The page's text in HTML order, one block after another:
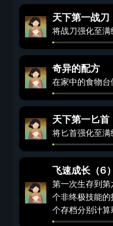
天下第一战刀
将战刀强化至满
奇异的配方
在家中的食物
天下第一匕首
将匕首强化至满
飞速成长（6）
第一次生存到
个非终极技能
个存档分别计